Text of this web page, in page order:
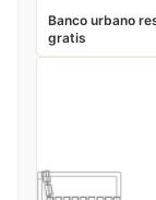
Banco urbano
gratis